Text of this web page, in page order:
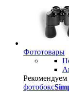
Фототовары
Рекомендуем
фотобокс